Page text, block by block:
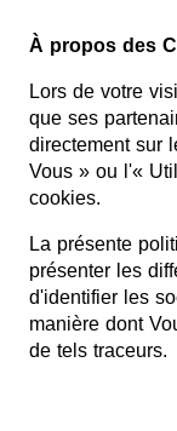
À propos des
Lors de votre
que ses
directement sur
Vous » ou l'«
cookies.
La présente
présenter les
d'identifier les
manière dont
de tels traceurs.